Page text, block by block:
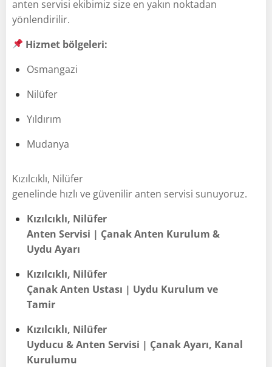
anten servisi ekibimiz size en yakın noktadan
yönlendirilir.
Hizmet bölgeleri:
Osmangazi
Nilüfer
Yıldırım
Mudanya
Kızılcıklı, Nilüfer
genelinde hızlı ve güvenilir anten servisi sunuyoruz.
Kızılcıklı, Nilüfer
Anten Servisi | Çanak Anten Kurulum &
Uydu Ayarı
Kızılcıklı, Nilüfer
Çanak Anten Ustası | Uydu Kurulum ve
Tamir
Kızılcıklı, Nilüfer
Uyducu & Anten Servisi | Çanak Ayarı, Kanal
Kurulumu